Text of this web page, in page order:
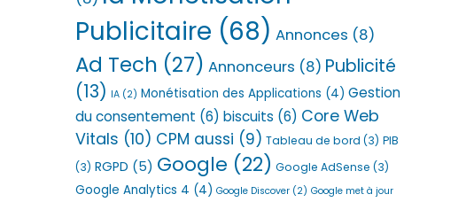
Publicitaire (68) Annonces (8)
Ad Tech (27) Annonceurs (8) Publicité
(13) IA (2) Monétisation des Applications (4) Gestion
du consentement (6) biscuits (6) Core Web
Vitals (10) CPM aussi (9) Tableau de bord (3) PIB
(3) RGPD (5) Google (22) Google AdSense (3)
Google Analytics 4 (4) Google Discover (2) Google met à jour